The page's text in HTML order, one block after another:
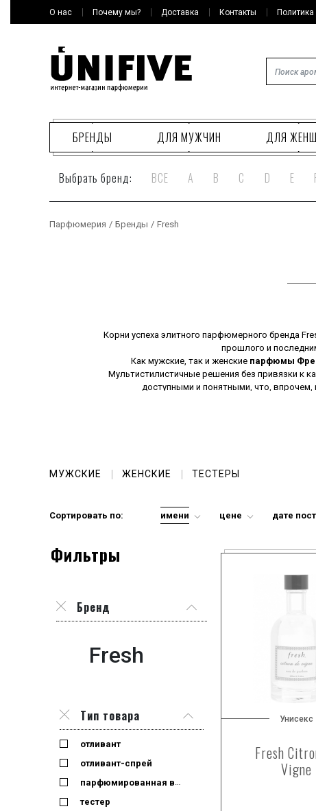
О нас Почему мы? Доставка Контакты
БРЕНДЫ ДЛЯ МУЖЧИН ДЛЯ
Выбрать бренд: ВСЕ A B C D E
Парфюмерия / Бренды / Fresh
Корни успеха элитного парфюмерного бренда
прошлого и
Как мужские, так и женские парфюмы
Мультистилистичные решения без привязки к
доступными и понятными, что,
линии - это сила,
МУЖСКИЕ ЖЕНСКИЕ ТЕСТЕРЫ
Фильтры
Бренд
Fresh
Тип товара
отливант
отливант-спрей
парфюмированная вода
тестер
Сортировать по: имени цене дате
Унисекс
Fresh
Vigne